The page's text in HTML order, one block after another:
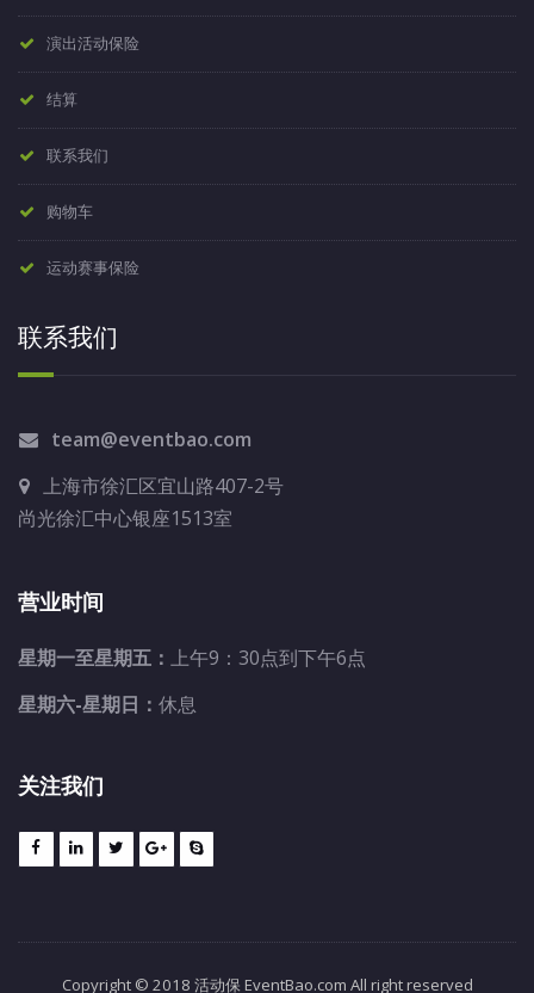
演出活动保险
结算
联系我们
购物车
运动赛事保险
联系我们
team@eventbao.com
上海市徐汇区宜山路407-2号
尚光徐汇中心银座1513室
营业时间
星期一至星期五： 上午9：30点到下午6点
星期六-星期日： 休息
关注我们
Copyright © 2018 活动保 EventBao.com All right reserved